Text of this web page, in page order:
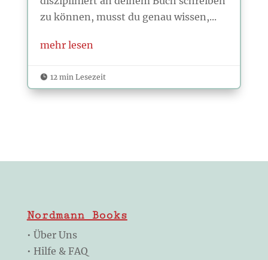
zu können, musst du genau wissen,...
mehr lesen
 12 min Lesezeit
Nordmann Books
• Über Uns
• Hilfe & FAQ